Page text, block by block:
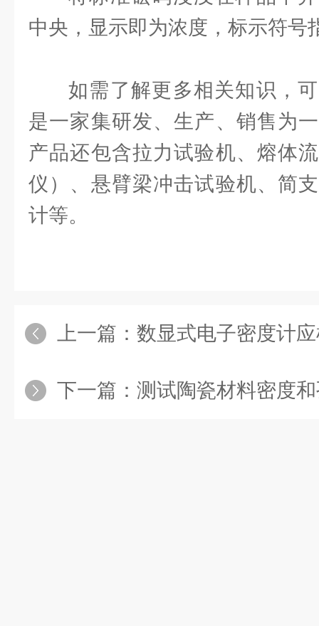
中央，显示即为浓度，标示符号
如需了解更多相关知识，
是一家集研发、生产、销售为
产品还包含拉力试验机、熔体
仪）、悬臂梁冲击试验机、简
计等。
上一篇： 数显式电子密度计应
下一篇： 测试陶瓷材料密度